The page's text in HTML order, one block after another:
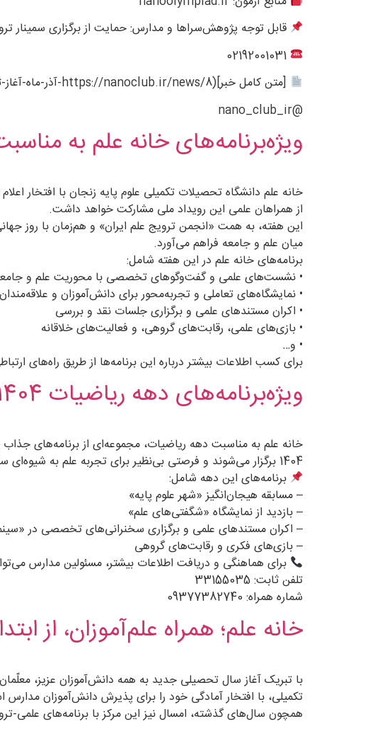
قابل توجه پژوهش‌سراها و مدارس: حمایت از برگزاری سمینار
02192001031
[متن کامل خبر](https://nanoclub.ir/news/8-آذر-ماه-آغاز-ثبت-نام-هفدهمین-المپیاد-دانش-آموزی-علوم-و-فناوری-نانو)
@nano_club_ir
ویژه‌برنامه‌های خانه علم به
از همراهان علمی این رویداد ملی مشارکت خواهد داشت.
این هفته، به همت «انجمن ترویج علم ایران» و هم‌زمان با روز
میان علم و جامعه فراهم می‌آورد.
برنامه‌های خانه علم در این هفته شامل:
• نشست‌های علمی و گفت‌وگوهای تخصصی با محوریت علم و
• نمایشگاه‌های تعاملی و تجربه‌محور برای دانش‌آموزان و علاقه‌مندان
• اکران مستندهای علمی و برگزاری جلسات نقد و بررسی
• بازی‌های علمی، رقابت‌های گروهی، و فعالیت‌های خلاقانه
• و…
برای کسب اطلاعات بیشتر درباره این برنامه‌ها از طریق راه‌های
ویژه‌برنامه‌های دهه ریاضیات 1404-خانه علم
1404 برگزار می‌شوند و فرصتی بی‌نظیر برای تجربه علم به شیوه‌ای سرگرم‌کننده و آموزنده فراهم می‌کنند.
برنامه‌های این دهه شامل:
– مسابقه هیجان‌انگیز «شهر علوم پایه»
– بازدید از نمایشگاه «شگفتی‌های علم»
– اکران مستندهای علمی و برگزاری سخنرانی‌های تخصصی در
– بازی‌های فکری و رقابت‌های گروهی
برای هماهنگی و دریافت اطلاعات بیشتر، مسئولین مدارس
تلفن ثابت: 33155035
شماره همراه: 09377382740
خانه علم؛ همراه علم‌آموزان، از
با تبریک آغاز سال تحصیلی جدید به همه دانش‌آموزان عزیز،
تکمیلی، با افتخار آمادگی خود را برای پذیرش دانش‌آموزان
همچون سال‌های گذشته، امسال نیز این مرکز با برنامه‌های